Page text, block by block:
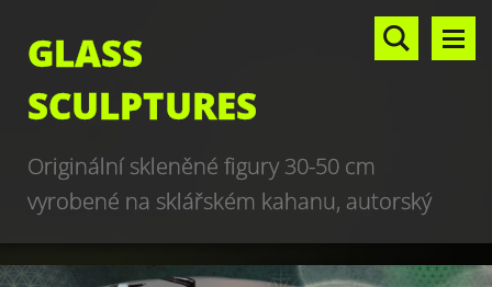
GLASS
SCULPTURES
Originální skleněné figury 30-50 cm
vyrobené na sklářském kahanu, autorský
design, hand made, art glass sculptures,
world unique production